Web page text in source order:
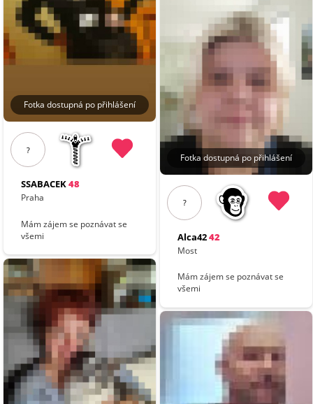
Fotka dostupná po přihlášení
?
SSABACEK48
Praha
Mám zájem se poznávat se
všemi
Fotka dostupná po přihlášení
?
Alca4242
Most
Mám zájem se poznávat se
všemi